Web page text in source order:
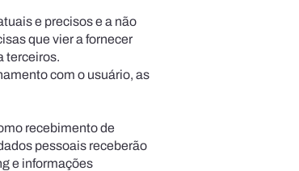
e precisos e a não
que vier a fornecer
terceiros.
com o usuário, as
recebimento de
pessoais receberão
e informações